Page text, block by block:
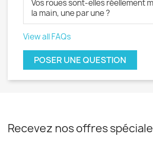
Vos roues sont-elles réellement
la main, une par une ?
View all FAQs
POSER UNE QUESTION
Recevez nos offres